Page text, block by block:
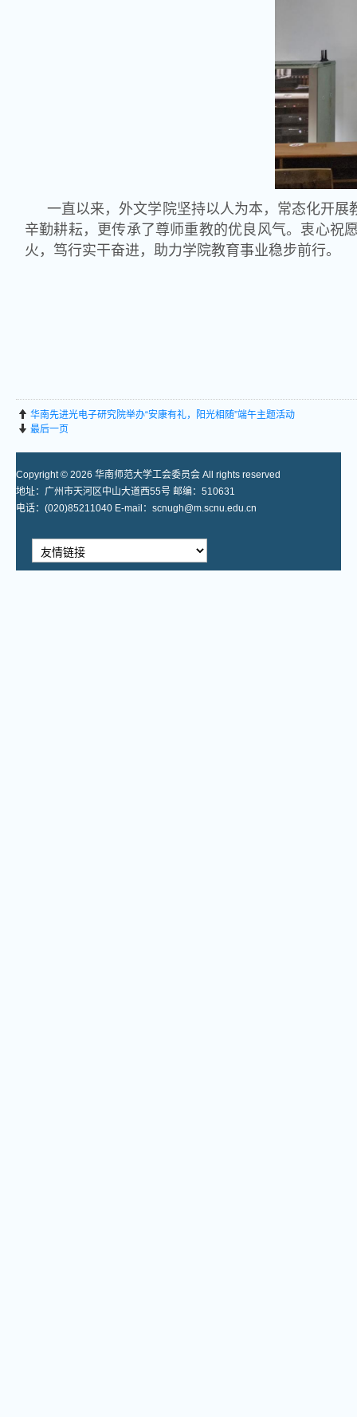
一直以来，外文学院坚持以人为本，常态化开
辛勤耕耘，更传承了尊师重教的优良风气。衷心祝
火，笃行实干奋进，助力学院教育事业稳步前行。
华南先进光电子研究院举办“安康有礼，阳光相随”端午主题活动
最后一页
Copyright © 2026 华南师范大学工会委员会 All rights reserved
地址：广州市天河区中山大道西55号 邮编：510631
电话：(020)85211040 E-mail：scnugh@m.scnu.edu.cn